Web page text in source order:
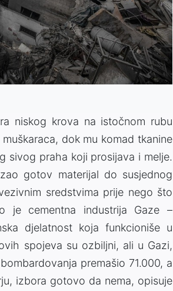
niskog krova na istočnom rubu
dok mu komad tkanine
sivog praha koji prosijava i melje.
gotov materijal do susjednog
sredstvima prije nego što
je cementna industrija Gaze –
djelatnost koja funkcioniše u
spojeva su ozbiljni, ali u Gazi,
premašio 71.000, a
izbora gotovo da nema, opisuje